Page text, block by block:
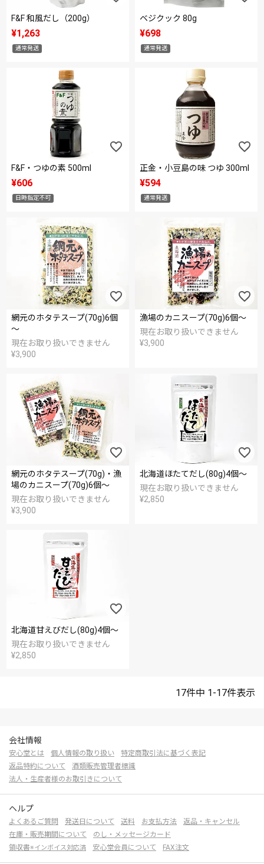
F&F 和風だし（200g）
¥1,263
通常発送
ベジクック 80g
¥698
通常発送
F&F・つゆの素 500ml
¥606
日時指定不可
正金・小豆島の味 つゆ 300ml
¥594
通常発送
網元のホタテスープ(70g)6個
～
現在お取り扱いできません
¥3,900
漁場のカニスープ(70g)6個～
現在お取り扱いできません
¥3,900
網元のホタテスープ(70g)・漁
場のカニスープ(70g)6個～
現在お取り扱いできません
¥3,900
北海道ほたてだし(80g)4個～
現在お取り扱いできません
¥2,850
北海道甘えびだし(80g)4個～
現在お取り扱いできません
¥2,850
17件中 1-17件表示
会社情報
安心堂とは 個人情報の取り扱い
特定商取引法に基づく表記
返品特約について
酒類販売管理者標識
法人・生産者様のお取引きについて
ヘルプ
よくあるご質問 発送日について 送料 お支払方法
返品・キャンセル
在庫・販売期間について
のし・メッセージカード
領収書※インボイス対応済 安心堂会員について FAX注文